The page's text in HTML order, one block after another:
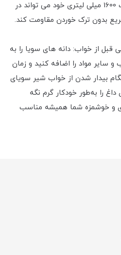
آیدشیشه بادوام با حجم بزرگ 1600 میلی لیتری خود می تواند در
بدون ترک خوردن مقاومت کند.
قبل از خواب: دانه های سویا را به
سایر مواد را اضافه کنید و زمان
بیدار شدن از خواب شیر سویای
را به‌طور خودکار گرم نگه
و خوشمزه شما همیشه مناسب